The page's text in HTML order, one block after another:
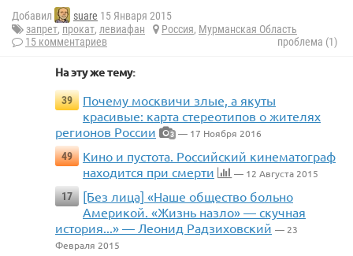
Добавил suare 15 Января 2015
запрет, прокат, левиафан Россия, Мурманская Область
15 комментариев
проблема (1)
На эту же тему:
39
Почему москвичи злые, а якуты
красивые: карта стереотипов о жителях
регионов России
3 — 17 Ноября 2016
49
Кино и пустота. Российский кинематограф
находится при смерти
— 12 Августа 2015
17
[Без лица] «Наше общество больно
Америкой. «Жизнь назло» — cкучная
история...» — Леонид Радзиховский — 23
Февраля 2015